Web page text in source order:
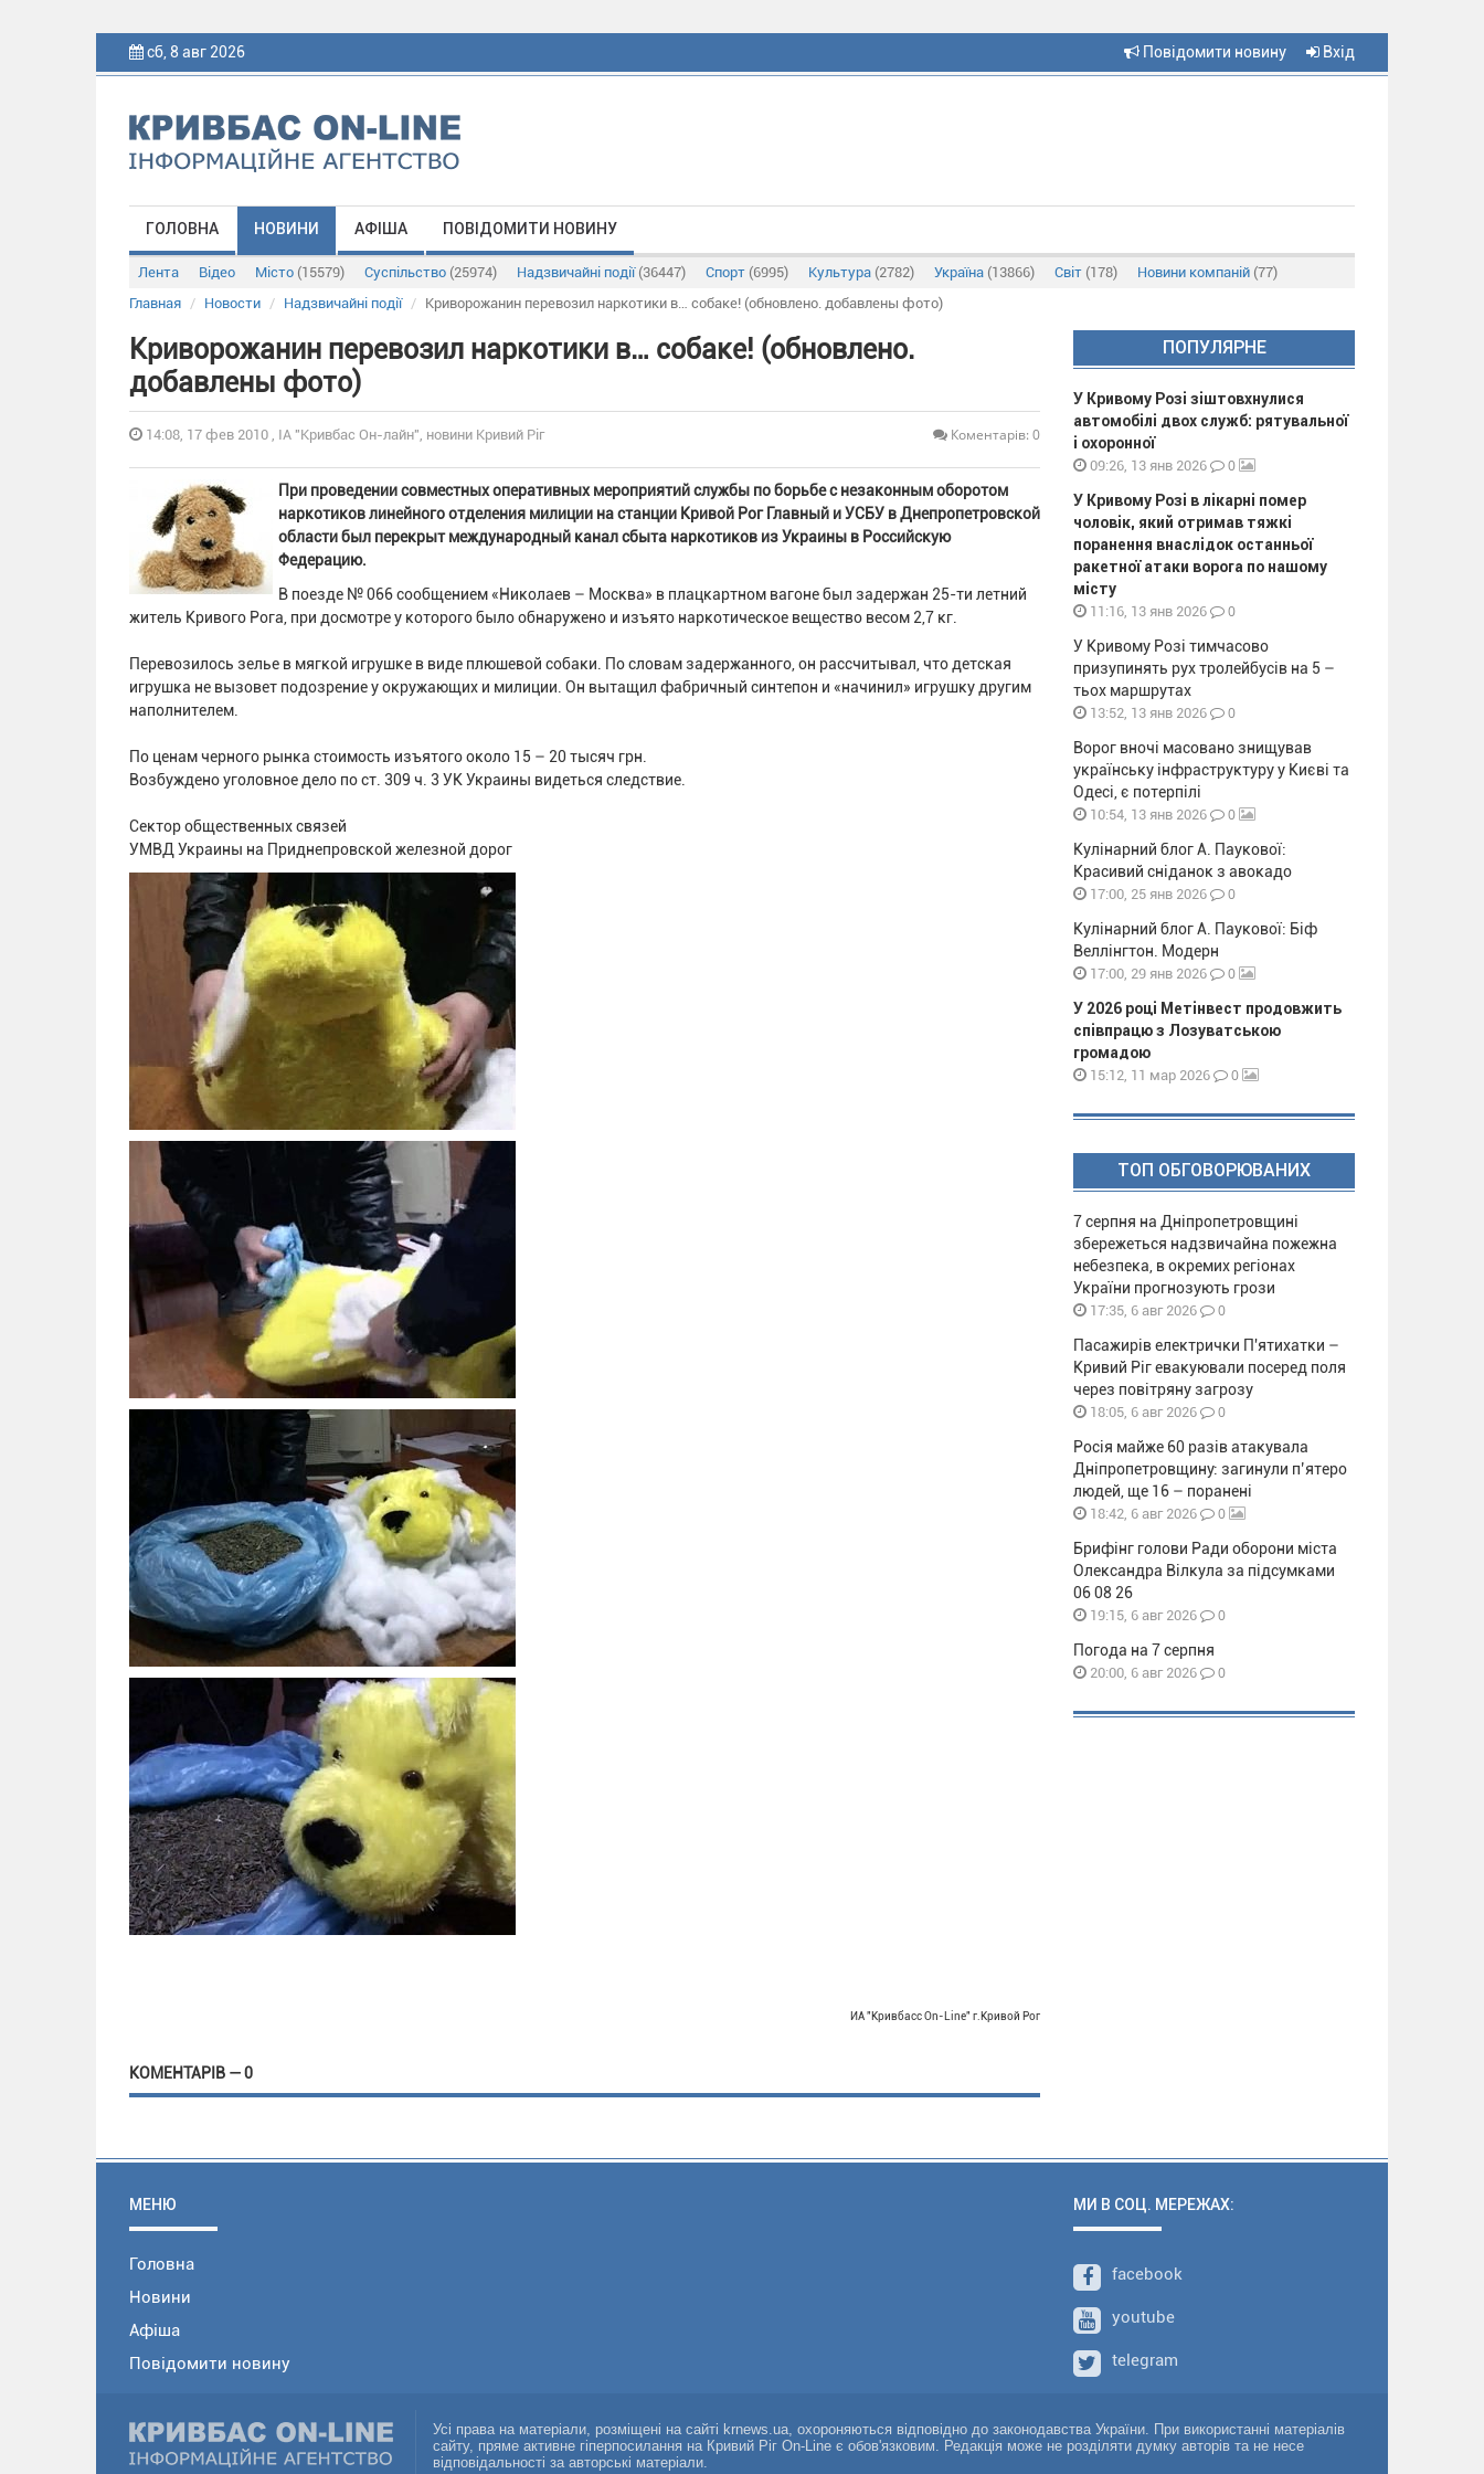
сб, 8 авг 2026 Повідомити новину Вхід
ГОЛОВНА НОВИНИ АФІША ПОВІДОМИТИ НОВИНУ
Лента Відео Місто (15579) Суспільство (25974) Надзвичайні події (36447) Спорт (6995) Культура (2782) Україна (13866) Світ (178) Новини компаній (77)
Главная
Новости Надзвичайні події Криворожанин перевозил наркотики в… собаке! (обновлено. добавлены фото)
Криворожанин перевозил наркотики в… собаке! (обновлено.
добавлены фото)
14:08, 17 фев 2010 , ІА "Кривбас Он-лайн", новини Кривий Ріг Коментарів: 0
При проведении совместных оперативных мероприятий службы по борьбе с незаконным оборотом
наркотиков линейного отделения милиции на станции Кривой Рог Главный и УСБУ в Днепропетровской
области был перекрыт международный канал сбыта наркотиков из Украины в Российскую
Федерацию.
В поезде № 066 сообщением «Николаев – Москва» в плацкартном вагоне был задержан 25-ти летний
житель Кривого Рога, при досмотре у которого было обнаружено и изъято наркотическое вещество весом 2,7 кг.
Перевозилось зелье в мягкой игрушке в виде плюшевой собаки. По словам задержанного, он рассчитывал, что детская
игрушка не вызовет подозрение у окружающих и милиции. Он вытащил фабричный синтепон и «начинил» игрушку другим
наполнителем.
По ценам черного рынка стоимость изъятого около 15 – 20 тысяч грн.
Возбуждено уголовное дело по ст. 309 ч. 3 УК Украины видеться следствие.
Сектор общественных связей
УМВД Украины на Приднепровской железной дорог
ИА "Кривбасс On-Line" г.Кривой Рог
КОМЕНТАРІВ — 0
ПОПУЛЯРНЕ
У Кривому Розі зіштовхнулися
автомобілі двох служб: рятувальної
і охоронної
09:26, 13 янв 2026 0
У Кривому Розі в лікарні помер
чоловік, який отримав тяжкі
поранення внаслідок останньої
ракетної атаки ворога по нашому
місту
11:16, 13 янв 2026 0
У Кривому Розі тимчасово
призупинять рух тролейбусів на 5 –
тьох маршрутах
13:52, 13 янв 2026 0
Ворог вночі масовано знищував
українську інфраструктуру у Києві та
Одесі, є потерпілі
10:54, 13 янв 2026 0
Кулінарний блог А. Паукової:
Красивий сніданок з авокадо
17:00, 25 янв 2026 0
Кулінарний блог А. Паукової: Біф
Веллінгтон. Модерн
17:00, 29 янв 2026 0
У 2026 році Метінвест продовжить
співпрацю з Лозуватською
громадою
15:12, 11 мар 2026 0
ТОП ОБГОВОРЮВАНИХ
7 серпня на Дніпропетровщині
збережеться надзвичайна пожежна
небезпека, в окремих регіонах
України прогнозують грози
17:35, 6 авг 2026 0
Пасажирів електрички П'ятихатки –
Кривий Ріг евакуювали посеред поля
через повітряну загрозу
18:05, 6 авг 2026 0
Росія майже 60 разів атакувала
Дніпропетровщину: загинули п’ятеро
людей, ще 16 – поранені
18:42, 6 авг 2026 0
Брифінг голови Ради оборони міста
Олександра Вілкула за підсумками
06 08 26
19:15, 6 авг 2026 0
Погода на 7 серпня
20:00, 6 авг 2026 0
МЕНЮ
Головна
Новини
Афіша
Повідомити новину
МИ В СОЦ. МЕРЕЖАХ:
facebook
youtube
telegram
Усі права на матеріали, розміщені на сайті krnews.ua, охороняються відповідно до законодавства України. При використанні матеріалів
сайту, пряме активне гіперпосилання на Кривий Ріг On-Line є обов'язковим. Редакція може не розділяти думку авторів та не несе
відповідальності за авторські матеріали.